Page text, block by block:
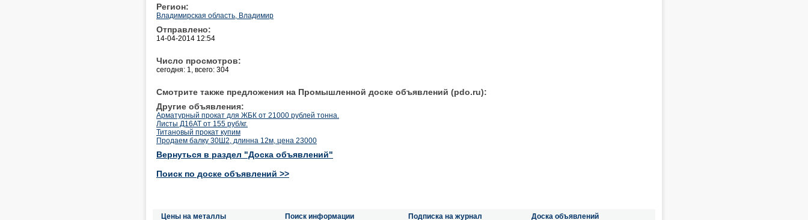
Регион:
Владимирская область, Владимир
Отправлено:
14-04-2014 12:54
Число просмотров:
сегодня: 1, всего: 304
Смотрите также предложения на Промышленной доске объявлений (pdo.ru):
Другие объявления:
Арматурный прокат для ЖБК от 21000 рублей тонна.
Листы Д16АТ от 155 руб/кг.
Титановый прокат купим
Продаем балку 30Ш2, длинна 12м, цена 23000
Вернуться в раздел "Доска объявлений"
Поиск по доске объявлений >>
Цены на металлы Поиск информации Подписка на журнал Доска объявлений